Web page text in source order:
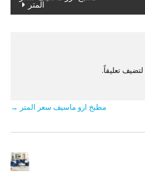
المتر
لتضيف تعليقاً.
مطبخ ارو ماسيف سعر المتر →